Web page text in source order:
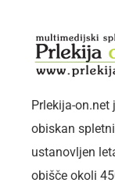
SOBOTA, 8.
Prlekija-
obiskan
ustanovljen
obišče okoli